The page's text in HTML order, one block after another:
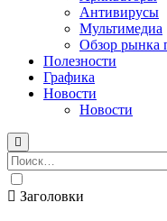
Антивирусы
Мультимедиа
Обзор рынка
Полезности
Графика
Новости
Новости
Найти:
Заголовки